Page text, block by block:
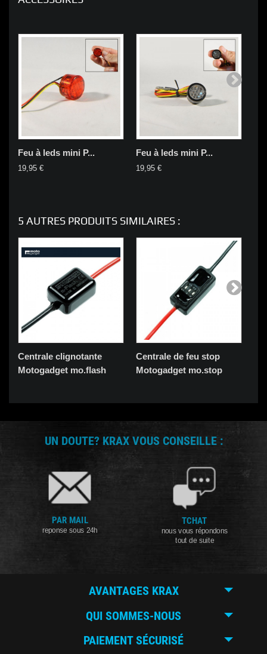
Feu à leds mini P...
19,95 €
Feu à leds mini P...
19,95 €
5 AUTRES PRODUITS SIMILAIRES :
Centrale clignotante
Motogadget mo.flash
Centrale de feu stop
Motogadget mo.stop
UN DOUTE? KRAX VOUS CONSEILLE :
PAR MAIL
reponse sous 24h
TCHAT
nous vous répondons
tout de suite
AVANTAGES KRAX
QUI SOMMES-NOUS
PAIEMENT SÉCURISÉ